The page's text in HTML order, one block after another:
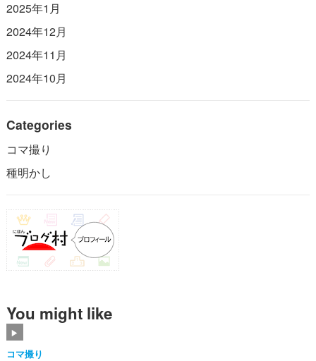
2025年1月
2024年12月
2024年11月
2024年10月
Categories
コマ撮り
種明かし
You might like
コマ撮り